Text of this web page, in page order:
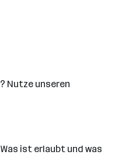
Nutze unseren
ist erlaubt und was